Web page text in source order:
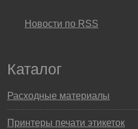
Новости по RSS
Каталог
Расходные материалы
Принтеры печати этикеток